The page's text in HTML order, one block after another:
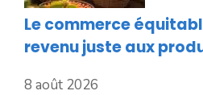
Le commerce
revenu juste aux
8 août 2026